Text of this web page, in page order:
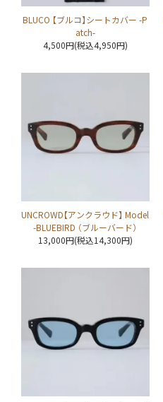
BLUCO 【ブルコ】シートカバー -P
atch-
4,500円(税込4,950円)
UNCROWD【アンクラウド】 Model
-BLUEBIRD （ブルーバード）
13,000円(税込14,300円)